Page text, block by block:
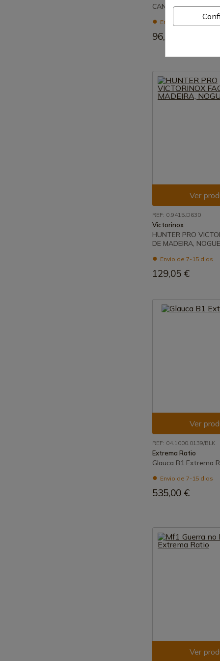
CANIVETE PANZER
Envio de 7-15 dias
96,45 €
Ver
REF: 0.9415.D630
Victorinox
HUNTER PRO
DE MADEIRA,
Envio de 7-15 dias
129,05 €
Ver
REF: 04.1000.0139/BLK
Extrema Ratio
Glauca B1 Extrema
Envio de 7-15 dias
535,00 €
Ver